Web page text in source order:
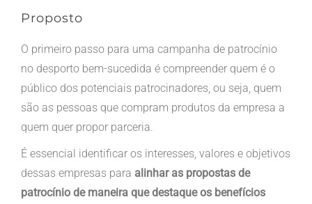
Proposto
O primeiro passo para uma campanha de patrocínio
no desporto bem-sucedida é compreender quem é o
público dos potenciais patrocinadores, ou seja, quem
são as pessoas que compram produtos da empresa a
quem quer propor parceria.
É essencial identificar os interesses, valores e objetivos
dessas empresas para alinhar as propostas de
patrocínio de maneira que destaque os benefícios